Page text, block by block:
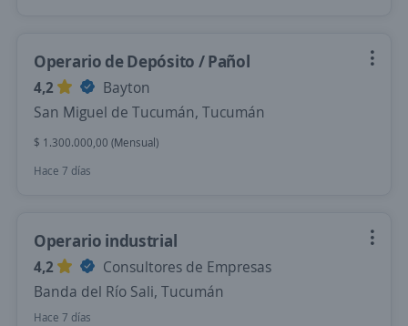
Operario de Depósito / Pañol
4,2
Bayton
San Miguel de Tucumán, Tucumán
$ 1.300.000,00 (Mensual)
Hace 7 días
Operario industrial
4,2
Consultores de Empresas
Banda del Río Sali, Tucumán
Hace 7 días